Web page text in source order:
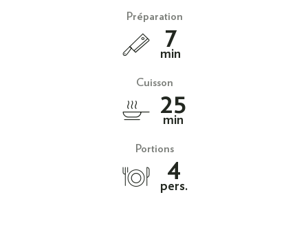
Préparation
7
min
Cuisson
25
min
Portions
4
pers.